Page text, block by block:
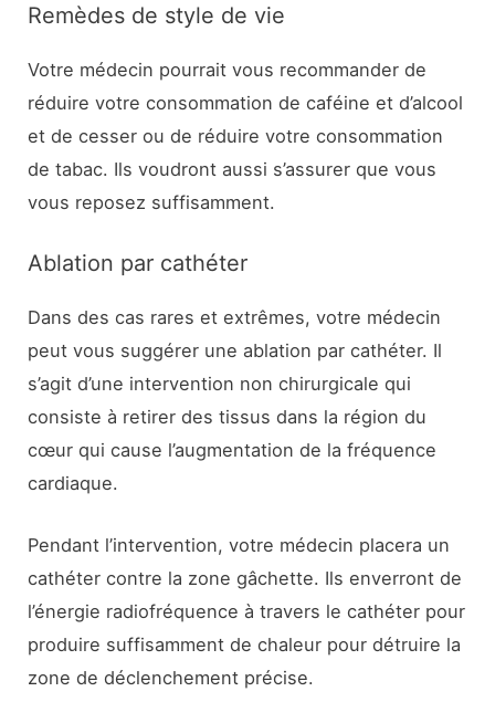
Remèdes de style de vie
Votre médecin pourrait vous recommander de
réduire votre consommation de caféine et d’alcool
et de cesser ou de réduire votre consommation
de tabac. Ils voudront aussi s’assurer que vous
vous reposez suffisamment.
Ablation par cathéter
Dans des cas rares et extrêmes, votre médecin
peut vous suggérer une ablation par cathéter. Il
s’agit d’une intervention non chirurgicale qui
consiste à retirer des tissus dans la région du
cœur qui cause l’augmentation de la fréquence
cardiaque.
Pendant l’intervention, votre médecin placera un
cathéter contre la zone gâchette. Ils enverront de
l’énergie radiofréquence à travers le cathéter pour
produire suffisamment de chaleur pour détruire la
zone de déclenchement précise.